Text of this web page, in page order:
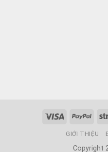
GIỚI THIỆU
Copyright